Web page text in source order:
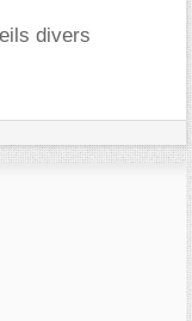
divers